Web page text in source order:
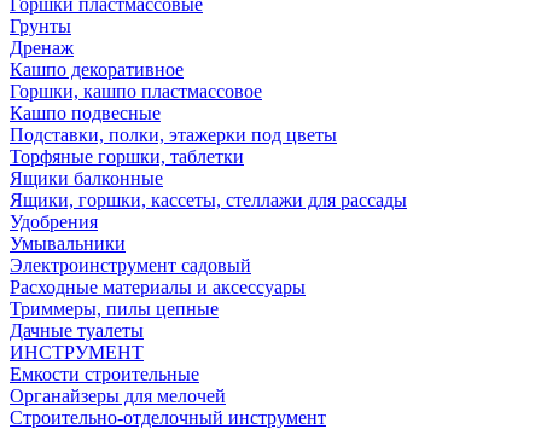
Горшки пластмассовые
Грунты
Дренаж
Кашпо декоративное
Горшки, кашпо пластмассовое
Кашпо подвесные
Подставки, полки, этажерки под цветы
Торфяные горшки, таблетки
Ящики балконные
Ящики, горшки, кассеты, стеллажи для рассады
Удобрения
Умывальники
Электроинструмент садовый
Расходные материалы и аксессуары
Триммеры, пилы цепные
Дачные туалеты
ИНСТРУМЕНТ
Емкости строительные
Органайзеры для мелочей
Строительно-отделочный инструмент